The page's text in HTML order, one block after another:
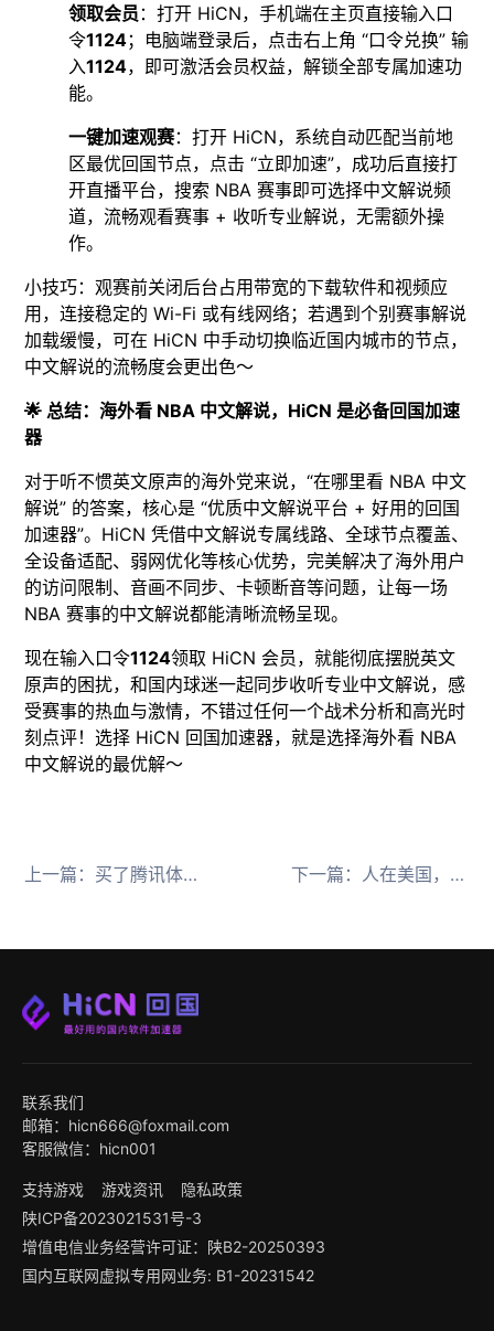
领取会员 ：打开 HiCN，手机端在主页直接输入口
令1124；电脑端登录后，点击右上角 “口令兑换” 输
入1124，即可激活会员权益，解锁全部专属加速功
能。​
一键加速观赛：打开 HiCN，系统自动匹配当前地
区最优回国节点，点击 “立即加速”，成功后直接打
开直播平台，搜索 NBA 赛事即可选择中文解说频
道，流畅观看赛事 + 收听专业解说，无需额外操
作。​
小技巧：观赛前关闭后台占用带宽的下载软件和视频应
用，连接稳定的 Wi-Fi 或有线网络；若遇到个别赛事解说
加载缓慢，可在 HiCN 中手动切换临近国内城市的节点，
中文解说的流畅度会更出色～​
🌟 总结：海外看 NBA 中文解说，HiCN 是必备回国加速
器​
对于听不惯英文原声的海外党来说，“在哪里看 NBA 中文
解说” 的答案，核心是 “优质中文解说平台 + 好用的回国
加速器”。HiCN 凭借中文解说专属线路、全球节点覆盖、
全设备适配、弱网优化等核心优势，完美解决了海外用户
的访问限制、音画不同步、卡顿断音等问题，让每一场
NBA 赛事的中文解说都能清晰流畅呈现。​
现在输入口令1124领取 HiCN 会员，就能彻底摆脱英文
原声的困扰，和国内球迷一起同步收听专业中文解说，感
受赛事的热血与激情，不错过任何一个战术分析和高光时
刻点评！选择 HiCN 回国加速器，就是选择海外看 NBA
中文解说的最优解～​
上一篇： 买了腾讯体育 VIP，但在国外看不了 NBA 怎么办？ 下一篇： 人在美国，想听管泽元/王猛解说 NBA，大家有什么路子吗？
联系我们
邮箱：hicn666@foxmail.com
客服微信：hicn001
支持游戏 游戏资讯
隐私政策
陕ICP备2023021531号-3
增值电信业务经营许可证：陕B2-20250393
国内互联网虚拟专用网业务: B1-20231542